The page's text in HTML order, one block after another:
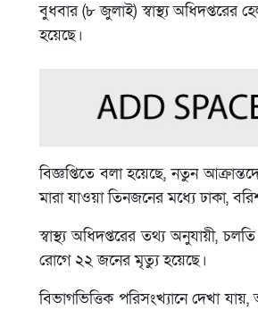
বুধবার (৮ জুলাই) স্বাস্থ্য অধিদপ্তরের
হয়েছে।
বিজ্ঞপ্তিতে বলা হয়েছে, নতুন
মারা যাওয়া তিনজনের মধ্যে ঢাকা,
স্বাস্থ্য অধিদপ্তরের তথ্য অনুযায়ী,
রোগে ২২ জনের মৃত্যু হয়েছে।
বিভাগভিত্তিক পরিসংখ্যানে দেখা